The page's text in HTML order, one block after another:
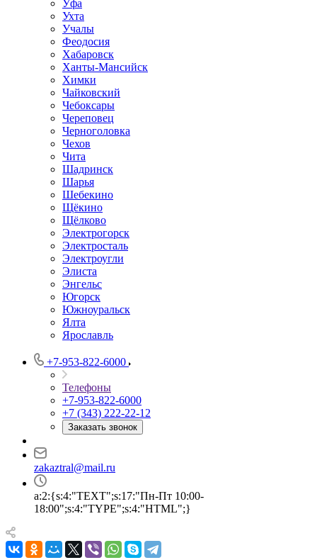
Уфа
Ухта
Учалы
Феодосия
Хабаровск
Ханты-Мансийск
Химки
Чайковский
Чебоксары
Череповец
Черноголовка
Чехов
Чита
Шадринск
Шарья
Шебекино
Щёкино
Щёлково
Электрогорск
Электросталь
Электроугли
Элиста
Энгельс
Югорск
Южноуральск
Ялта
Ярославль
+7-953-822-6000
Телефоны
+7-953-822-6000
+7 (343) 222-22-12
Заказать звонок
zakaztral@mail.ru
a:2:{s:4:"TEXT";s:17:"Пн-Пт 10:00-
18:00";s:4:"TYPE";s:4:"HTML";}